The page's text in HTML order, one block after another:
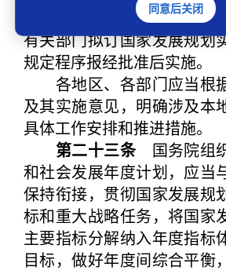
国务院国家发展规划主管
有关部门拟订国家发展规划
规定程序报经批准后实施。
各地区、各部门应当根
及其实施意见，明确涉及本
具体工作安排和推进措施。
第二十三条国务院组
和社会发展年度计划，应当
保持衔接，贯彻国家发展规
标和重大战略任务，将国家
主要指标分解纳入年度指标
目标，做好年度间综合平衡
同意后关闭